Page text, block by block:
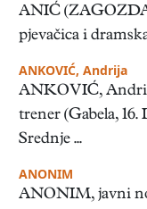
ANIĆ
pjevačica i
ANKOVIĆ, Andrija
ANKOVIĆ,
trener (Gabela,
Srednje ...
ANONIM
ANONIM, javni